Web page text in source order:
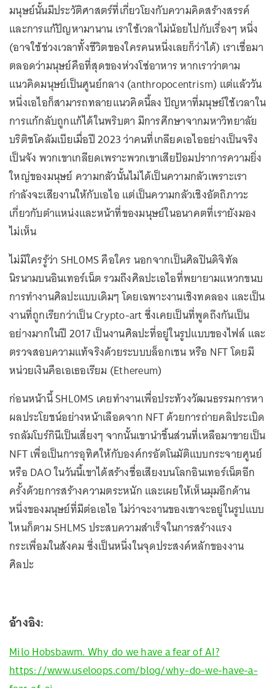
มนุษย์นั้นมีประวัติศาสตร์ที่เกี่ยวโยงกับความคิดสร้างสรรค์
และการแก้ปัญหามานาน เราใช้เวลาไม่น้อยไปกับเรื่องๆ หนึ่ง
(อาจใช้ช่วงเวลาทั้งชีวิตของใครคนหนึ่งเลยก็ว่าได้) เราเชื่อมา
ตลอดว่ามนุษย์คือที่สุดของห่วงโซ่อาหาร หากเราว่าตาม
แนวคิดมนุษย์เป็นศูนย์กลาง (anthropocentrism) แต่แล้ววัน
หนึ่งเอไอก็สามารถทลายแนวคิดนี้ลง ปัญหาที่มนุษย์ใช้เวลาใน
การแก้กลับถูกแก้ได้ในพริบตา มีการศึกษาจากมหาวิทยาลัย
บริติชโคลัมเบียเมื่อปี 2023 ว่าคนที่เกลียดเอไออย่างเป็นจริง
เป็นจัง พวกเขาเกลียดเพราะพวกเขาเสียป้อมปราการความยิ่ง
ใหญ่ของมนุษย์ ความกลัวนั้นไม่ได้เป็นความกลัวเพราะเรา
กำลังจะเสียงานให้กับเอไอ แต่เป็นความกลัวเชิงอัตถิภาวะ
เกี่ยวกับตำแหน่งและหน้าที่ของมนุษย์ในอนาคตที่เรายังมอง
ไม่เห็น
ไม่มีใครรู้ว่า SHL0MS คือใคร นอกจากเป็นศิลปินดิจิทัล
นิรนามบนอินเทอร์เน็ต รวมถึงศิลปะเอไอที่พยายามแหวกขนบ
การทำงานศิลปะแบบเดิมๆ โดยเฉพาะงานเชิงทดลอง และเป็น
งานที่ถูกเรียกว่าเป็น Crypto-art ซึ่งเคยเป็นที่พูดถึงกันเป็น
อย่างมากในปี 2017 เป็นงานศิลปะที่อยู่ในรูปแบบของไฟล์ และ
ตรวจสอบความแท้จริงด้วยระบบบล็อกเชน หรือ NFT โดยมี
หน่วยเงินคือเอเธอเรียม (Ethereum)
ก่อนหน้านี้ SHL0MS เคยทำงานเพื่อประท้วงวัฒนธรรมการหา
ผลประโยชน์อย่างหน้าเลือดจาก NFT ด้วยการถ่ายคลิประเบิด
รถลัมโบร์กินีเป็นเสี่ยงๆ จากนั้นเขานำชิ้นส่วนที่เหลือมาขายเป็น
NFT เพื่อเป็นการอุทิศให้กับองค์กรอัตโนมัติแบบกระจายศูนย์
หรือ DAO ในวันนี้เขาได้สร้างชื่อเสียงบนโลกอินเทอร์เน็ตอีก
ครั้งด้วยการสร้างความตระหนัก และเผยให้เห็นมุมอีกด้าน
หนึ่งของมนุษย์ที่มีต่อเอไอ ไม่ว่าจะงานของเขาจะอยู่ในรูปแบบ
ไหนก็ตาม SHLMS ประสบความสำเร็จในการสร้างแรง
กระเพื่อมในสังคม ซึ่งเป็นหนึ่งในจุดประสงค์หลักของงาน
ศิลปะ
อ้างอิง:
Milo Hobsbawm. Why do we have a fear of AI?
https://www.useloops.com/blog/why-do-we-have-a-